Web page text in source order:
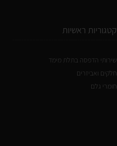
קטגוריות ראשיות
שירותי הדפסה בתלת מימד
חלקים ואביזרים
חומרי גלם